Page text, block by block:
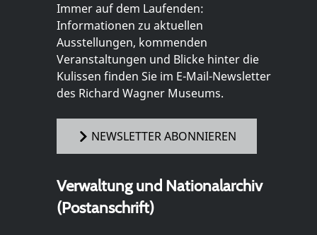
Immer auf dem Laufenden:
Informationen zu aktuellen
Ausstellungen, kommenden
Veranstaltungen und Blicke hinter die
Kulissen finden Sie im E-Mail-Newsletter
des Richard Wagner Museums.
NEWSLETTER ABONNIEREN
Verwaltung und Nationalarchiv
(Postanschrift)